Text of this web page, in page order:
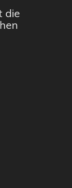
die